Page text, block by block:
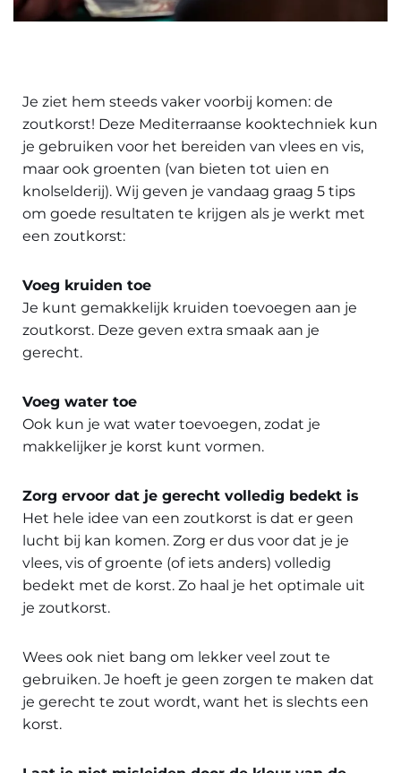
Je ziet hem steeds vaker voorbij komen: de
zoutkorst! Deze Mediterraanse kooktechniek kun
je gebruiken voor het bereiden van vlees en vis,
maar ook groenten (van bieten tot uien en
knolselderij). Wij geven je vandaag graag 5 tips
om goede resultaten te krijgen als je werkt met
een zoutkorst:
Voeg kruiden toe
Je kunt gemakkelijk kruiden toevoegen aan je
zoutkorst. Deze geven extra smaak aan je
gerecht.
Voeg water toe
Ook kun je wat water toevoegen, zodat je
makkelijker je korst kunt vormen.
Zorg ervoor dat je gerecht volledig bedekt is
Het hele idee van een zoutkorst is dat er geen
lucht bij kan komen. Zorg er dus voor dat je je
vlees, vis of groente (of iets anders) volledig
bedekt met de korst. Zo haal je het optimale uit
je zoutkorst.
Wees ook niet bang om lekker veel zout te
gebruiken. Je hoeft je geen zorgen te maken dat
je gerecht te zout wordt, want het is slechts een
korst.